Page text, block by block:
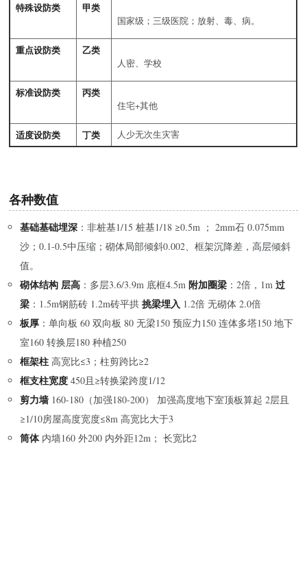
特殊设防类 甲类
国家级；三级医院；放射、毒、病。
重点设防类 乙类
人密、学校
标准设防类 丙类
住宅+其他
适度设防类 丁类 人少无次生灾害
各种数值
基础基础埋深 ：非桩基1/15 桩基1/18 ≥0.5m ； 2mm石 0.075mm
沙；0.1-0.5中压缩；砌体局部倾斜0.002、框架沉降差，高层倾斜
值。
砌体结构 层高 ：多层3.6/3.9m 底框4.5m附加圈梁 ：2倍，1m过
梁 ：1.5m钢筋砖 1.2m砖平拱挑梁埋入 1.2倍 无砌体 2.0倍
板厚 ：单向板 60 双向板 80 无梁150 预应力150 连体多塔150 地下
室160 转换层180 种植250
框架柱高宽比≤3；柱剪跨比≥2
框支柱宽度 450且≥转换梁跨度1/12
剪力墙 160-180（加强180-200） 加强高度地下室顶板算起 2层且
≥1/10房屋高度宽度≤8m 高宽比大于3
筒体 内墙160 外200 内外距12m； 长宽比2